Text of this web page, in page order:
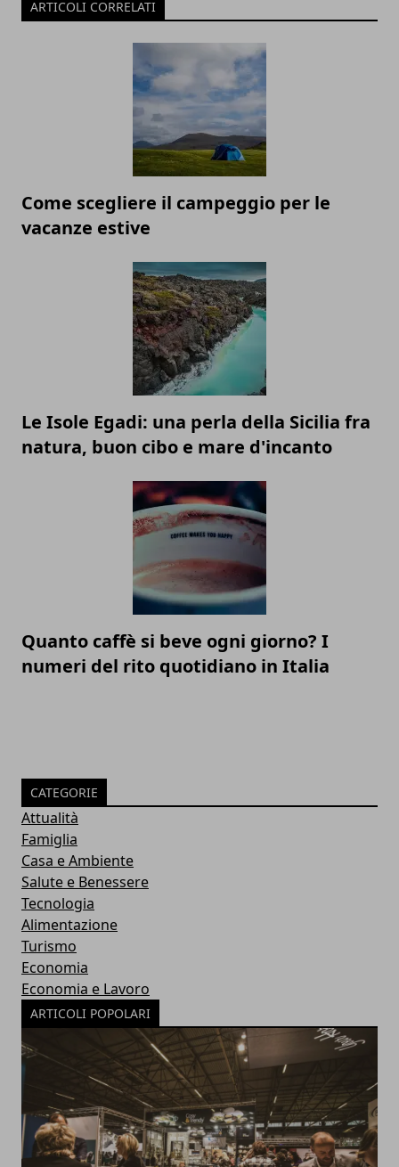
ARTICOLI CORRELATI
Come scegliere il campeggio per le
vacanze estive
Le Isole Egadi: una perla della Sicilia fra
natura, buon cibo e mare d'incanto
Quanto caffè si beve ogni giorno? I
numeri del rito quotidiano in Italia
CATEGORIE
Attualità
Famiglia
Casa e Ambiente
Salute e Benessere
Tecnologia
Alimentazione
Turismo
Economia
Economia e Lavoro
ARTICOLI POPOLARI